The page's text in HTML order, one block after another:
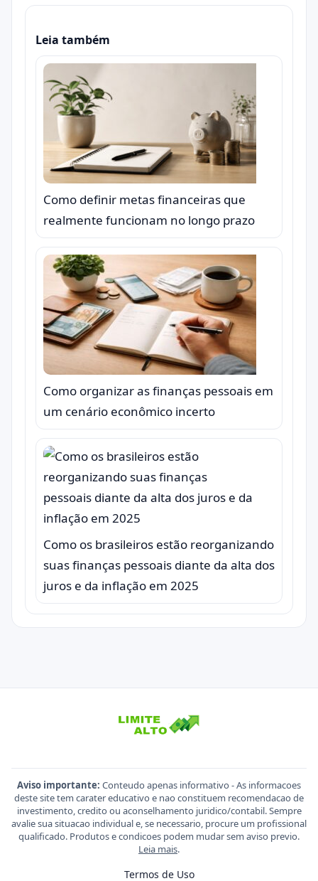
Leia também
Como definir metas financeiras que
realmente funcionam no longo prazo
Como organizar as finanças pessoais em
um cenário econômico incerto
Como os brasileiros estão reorganizando
suas finanças pessoais diante da alta dos
juros e da inflação em 2025
Aviso importante: Conteudo apenas informativo - As informacoes
deste site tem carater educativo e nao constituem recomendacao de
investimento, credito ou aconselhamento juridico/contabil. Sempre
avalie sua situacao individual e, se necessario, procure um profissional
qualificado. Produtos e condicoes podem mudar sem aviso previo.
Leia mais.
Termos de Uso